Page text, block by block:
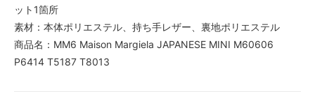
ット1箇所
素材：本体ポリエステル、持ち手レザー、裏地ポリエステル
商品名：MM6 Maison Margiela JAPANESE MINI M60606
P6414 T5187 T8013